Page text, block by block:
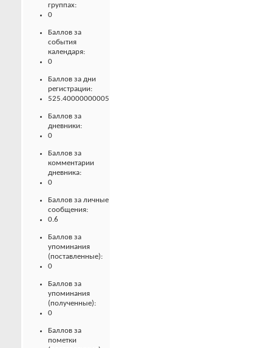
группах:
0
Баллов за
события
календаря:
0
Баллов за дни
регистрации:
525.40000000005
Баллов за
дневники:
0
Баллов за
комментарии
дневника:
0
Баллов за личные
сообщения:
0.6
Баллов за
упоминания
(поставленные):
0
Баллов за
упоминания
(полученные):
0
Баллов за
пометки